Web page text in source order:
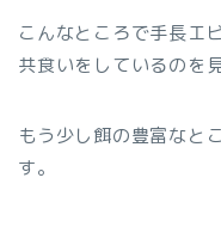
こんなところで手長エ
共食いをしているのを
もう少し餌の豊富なと
す。